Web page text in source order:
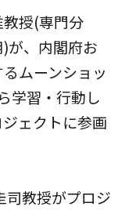
授(専門分
が、内閣府お
ムーンショッ
学習・行動し
ェクトに参画
司教授がプロジ